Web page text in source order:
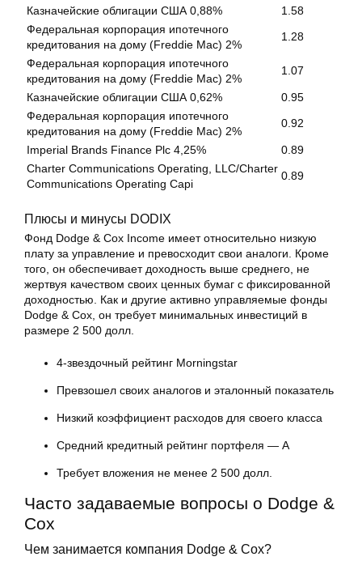
Казначейские облигации США 0,88%
1.58
Федеральная корпорация ипотечного
кредитования на дому (Freddie Mac) 2%
1.28
Федеральная корпорация ипотечного
кредитования на дому (Freddie Mac) 2%
1.07
Казначейские облигации США 0,62%
0.95
Федеральная корпорация ипотечного
кредитования на дому (Freddie Mac) 2%
0.92
Imperial Brands Finance Plc 4,25%
0.89
Charter Communications Operating, LLC/Charter
Communications Operating Capi
0.89
Плюсы и минусы DODIX
Фонд Dodge & Cox Income имеет относительно низкую
плату за управление и превосходит свои аналоги. Кроме
того, он обеспечивает доходность выше среднего, не
жертвуя качеством своих ценных бумаг с фиксированной
доходностью. Как и другие активно управляемые фонды
Dodge & Cox, он требует минимальных инвестиций в
размере 2 500 долл.
4-звездочный рейтинг Morningstar
Превзошел своих аналогов и эталонный показатель
Низкий коэффициент расходов для своего класса
Средний кредитный рейтинг портфеля — A
Требует вложения не менее 2 500 долл.
Часто задаваемые вопросы о Dodge &
Cox
Чем занимается компания Dodge & Cox?